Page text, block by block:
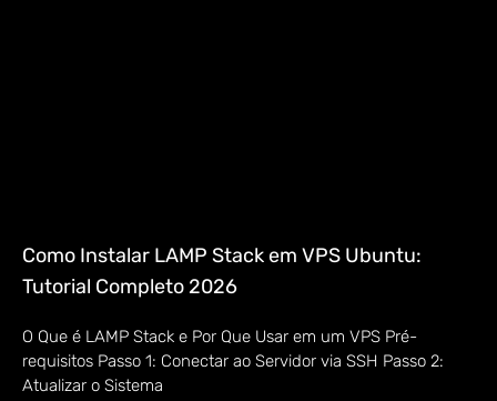
Como Instalar LAMP Stack em VPS Ubuntu:
Tutorial Completo 2026
O Que é LAMP Stack e Por Que Usar em um VPS Pré-
requisitos Passo 1: Conectar ao Servidor via SSH Passo 2:
Atualizar o Sistema